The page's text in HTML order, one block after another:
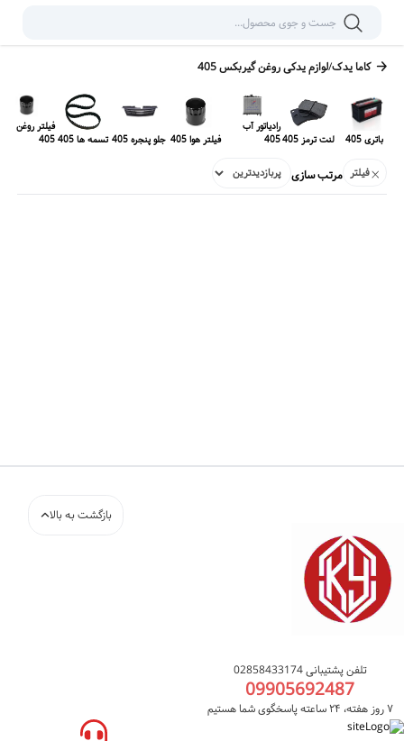
کاما یدک/لوازم یدکیروغن گیربکس 405
باتری 405 لنت ترمز 405
رادیاتور آب
405
فیلتر هوا 405 جلو پنجره 405 تسمه ها 405
فیلتر روغن
405
فیلتر مرتب سازی
تلفن پشتیبانی 02858433174
09905692487
۷ روز هفته، ۲۴ ساعته پاسخگوی شما هستیم
بازگشت به بالا